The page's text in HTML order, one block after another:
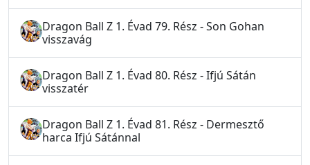
Dragon Ball Z 1. Évad 79. Rész - Son Gohan
visszavág
Dragon Ball Z 1. Évad 80. Rész - Ifjú Sátán
visszatér
Dragon Ball Z 1. Évad 81. Rész - Dermesztő
harca Ifjú Sátánnal